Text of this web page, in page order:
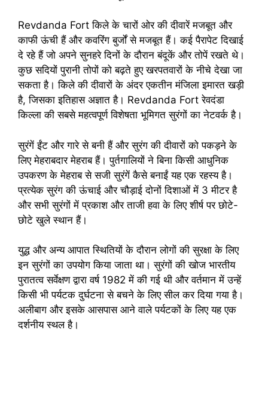
Revdanda Fort किले के चारों ओर की दीवारें मजबूत और
काफी ऊंची हैं और कवरिंग बुर्जों से मजबूत हैं। कई पैरापेट दिखाई
दे रहे हैं जो अपने सुनहरे दिनों के दौरान बंदूकें और तोपें रखते थे।
कुछ सदियों पुरानी तोपों को बढ़ते हुए खरपतवारों के नीचे देखा जा
सकता है। किले की दीवारों के अंदर एकतीन मंजिला इमारत खड़ी
है, जिसका इतिहास अज्ञात है। Revdanda Fort रेवदंडा
किल्ला की सबसे महत्वपूर्ण विशेषता भूमिगत सुरंगों का नेटवर्क है।
सुरंगें ईंट और गारे से बनी हैं और सुरंग की दीवारों को पकड़ने के
लिए मेहराबदार मेहराब हैं। पुर्तगालियों ने बिना किसी आधुनिक
उपकरण के मेहराब से सजी सुरंगें कैसे बनाईं यह एक रहस्य है।
प्रत्येक सुरंग की ऊंचाई और चौड़ाई दोनों दिशाओं में 3 मीटर है
और सभी सुरंगों में प्रकाश और ताजी हवा के लिए शीर्ष पर छोटे-
छोटे खुले स्थान हैं।
युद्ध और अन्य आपात स्थितियों के दौरान लोगों की सुरक्षा के लिए
इन सुरंगों का उपयोग किया जाता था। सुरंगों की खोज भारतीय
पुरातत्व सर्वेक्षण द्वारा वर्ष 1982 में की गई थी और वर्तमान में उन्हें
किसी भी पर्यटक दुर्घटना से बचने के लिए सील कर दिया गया है।
अलीबाग और इसके आसपास आने वाले पर्यटकों के लिए यह एक
दर्शनीय स्थल है।